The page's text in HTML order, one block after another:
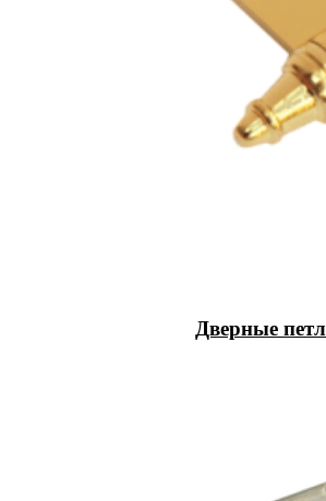
Дверные